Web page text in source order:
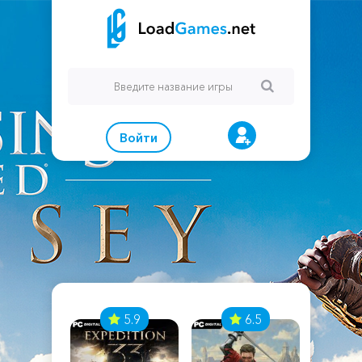
Войти
5.9 6.5